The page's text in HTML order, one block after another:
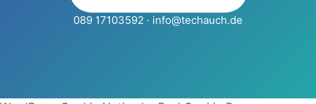
089 17103592 · info@techauch.de